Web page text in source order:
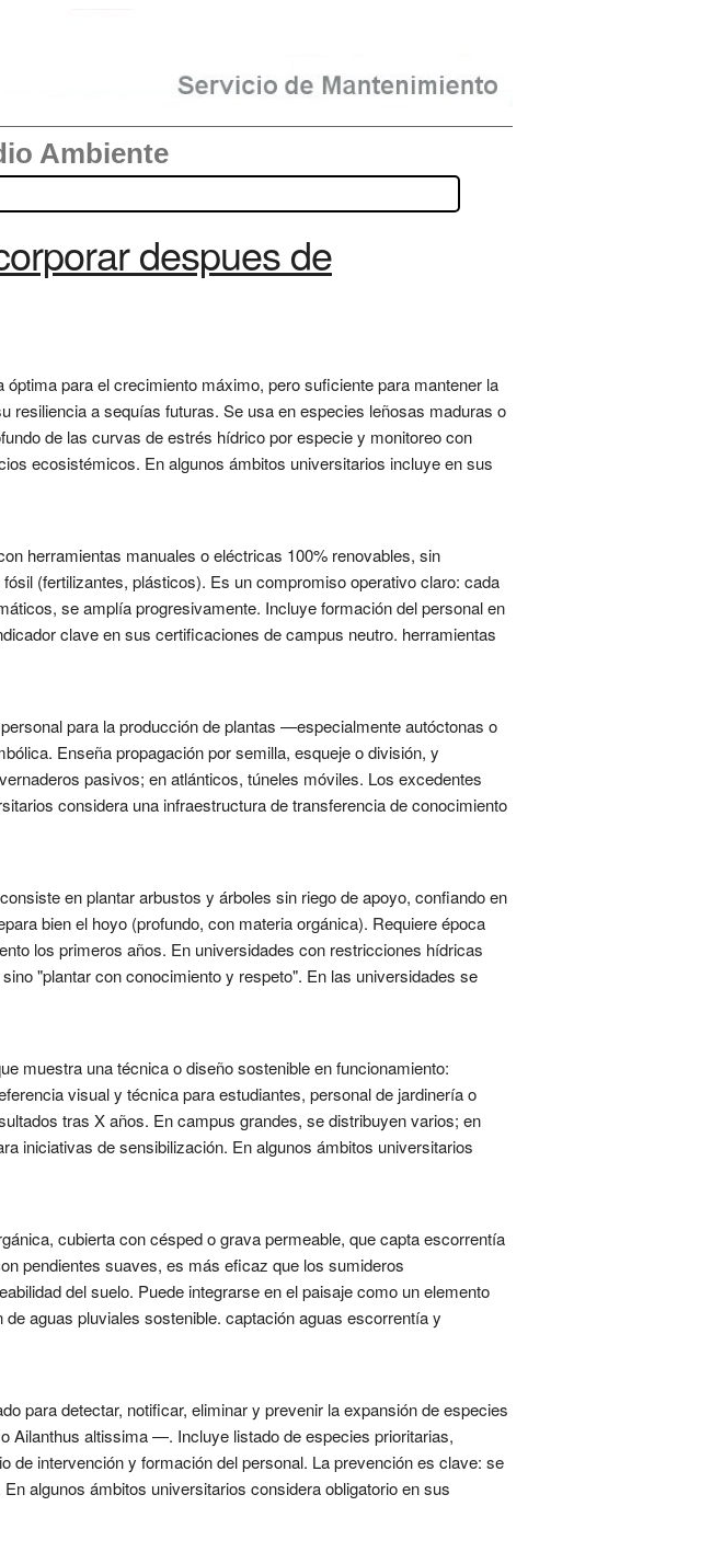
Ambiente
despues de
para el crecimiento máximo, pero suficiente para mantener la
resiliencia a sequías futuras. Se usa en especies leñosas maduras o
de las curvas de estrés hídrico por especie y monitoreo con
ecosistémicos. En algunos ámbitos universitarios incluye en sus
herramientas manuales o eléctricas 100% renovables, sin
(fertilizantes, plásticos). Es un compromiso operativo claro: cada
se amplía progresivamente. Incluye formación del personal en
clave en sus certificaciones de campus neutro. herramientas
para la producción de plantas —especialmente autóctonas o
Enseña propagación por semilla, esqueje o división, y
pasivos; en atlánticos, túneles móviles. Los excedentes
considera una infraestructura de transferencia de conocimiento
en plantar arbustos y árboles sin riego de apoyo, confiando en
bien el hoyo (profundo, con materia orgánica). Requiere época
los primeros años. En universidades con restricciones hídricas
"plantar con conocimiento y respeto". En las universidades se
muestra una técnica o diseño sostenible en funcionamiento:
visual y técnica para estudiantes, personal de jardinería o
tras X años. En campus grandes, se distribuyen varios; en
iniciativas de sensibilización. En algunos ámbitos universitarios
cubierta con césped o grava permeable, que capta escorrentía
pendientes suaves, es más eficaz que los sumideros
del suelo. Puede integrarse en el paisaje como un elemento
aguas pluviales sostenible. captación aguas escorrentía y
para detectar, notificar, eliminar y prevenir la expansión de especies
altissima —. Incluye listado de especies prioritarias,
de intervención y formación del personal. La prevención es clave: se
algunos ámbitos universitarios considera obligatorio en sus